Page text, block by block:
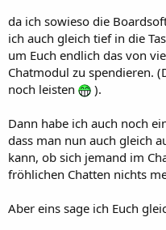
da ich sowieso die
ich auch gleich tief in die
um Euch endlich das von
Chatmodul zu spendieren.
noch leisten
).
Dann habe ich auch noch
dass man nun auch gleich
kann, ob sich jemand im
fröhlichen Chatten nichts
Aber eins sage ich Euch